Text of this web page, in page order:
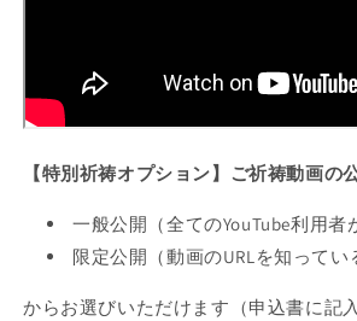
【特別祈祷オプション】ご祈祷動画の
一般公開（全てのYouTube利用者
限定公開（動画のURLを知ってい
からお選びいただけます（申込書に記